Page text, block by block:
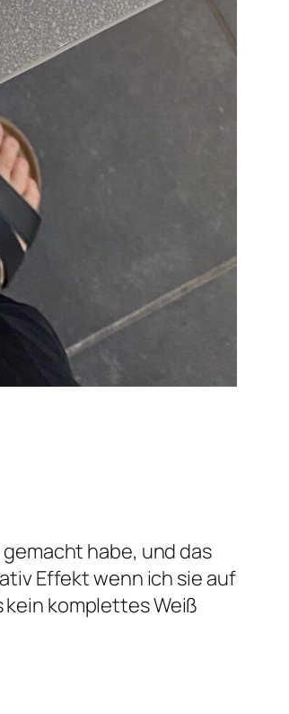
habe, und das
Effekt wenn ich sie auf
kein komplettes Weiß